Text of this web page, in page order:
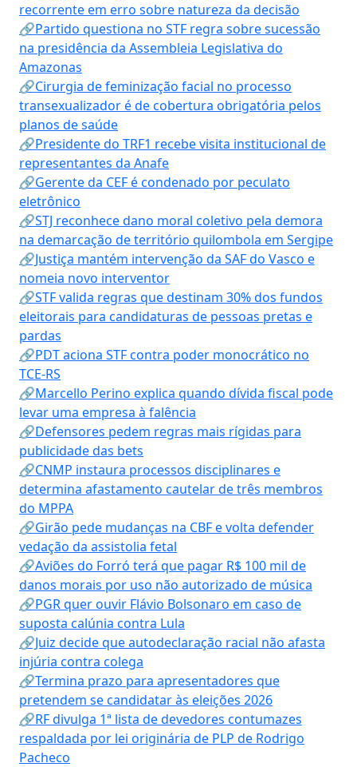
recorrente em erro sobre natureza da decisão
🔗Partido questiona no STF regra sobre sucessão
na presidência da Assembleia Legislativa do
Amazonas
🔗Cirurgia de feminização facial no processo
transexualizador é de cobertura obrigatória pelos
planos de saúde
🔗Presidente do TRF1 recebe visita institucional de
representantes da Anafe
🔗Gerente da CEF é condenado por peculato
eletrônico
🔗STJ reconhece dano moral coletivo pela demora
na demarcação de território quilombola em Sergipe
🔗Justiça mantém intervenção da SAF do Vasco e
nomeia novo interventor
🔗STF valida regras que destinam 30% dos fundos
eleitorais para candidaturas de pessoas pretas e
pardas
🔗PDT aciona STF contra poder monocrático no
TCE-RS
🔗Marcello Perino explica quando dívida fiscal pode
levar uma empresa à falência
🔗Defensores pedem regras mais rígidas para
publicidade das bets
🔗CNMP instaura processos disciplinares e
determina afastamento cautelar de três membros
do MPPA
🔗Girão pede mudanças na CBF e volta defender
vedação da assistolia fetal
🔗Aviões do Forró terá que pagar R$ 100 mil de
danos morais por uso não autorizado de música
🔗PGR quer ouvir Flávio Bolsonaro em caso de
suposta calúnia contra Lula
🔗Juiz decide que autodeclaração racial não afasta
injúria contra colega
🔗Termina prazo para apresentadores que
pretendem se candidatar às eleições 2026
🔗RF divulga 1ª lista de devedores contumazes
respaldada por lei originária de PLP de Rodrigo
Pacheco